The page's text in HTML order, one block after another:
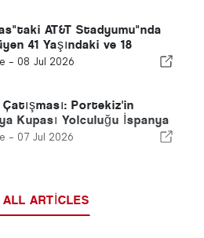
AT&T Stadyumu"nda
41 Yaşındaki ve 18
Bir Çocuk
- 08 Jul 2026
Çatışması: Portekiz'in
Kupası Yolculuğu İspanya
kısaltıldı
- 07 Jul 2026
ARTICLES